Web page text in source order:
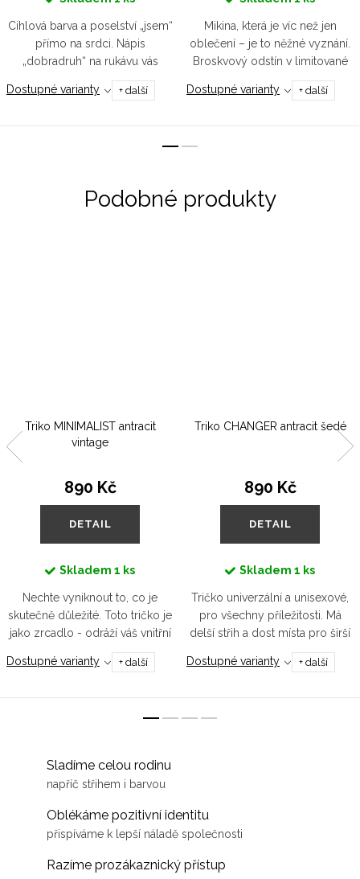
Cihlová barva a poselství „jsem“
přímo na srdci. Nápis
„dobradruh“ na rukávu vás
rovnou vezme objevovat život.
Bez kapuce, jen čistá linie a
Dostupné varianty + další
Mikina, která je víc než jen
oblečení – je to něžné vyznání.
Broskvový odstín v limitované
edici se zlatou výšivkou působí
jako dotek laskavosti. Pro ženy,
Dostupné varianty + další
Triko MINIMALIST antracit
vintage
890 Kč
DETAIL
Skladem 1 ks
Nechte vyniknout to, co je
skutečně důležité. Toto tričko je
jako zrcadlo - odráží váš vnitřní
klid, hloubku i každodenní
krásu. Protože styl nemusí být
Dostupné varianty + další
Triko CHANGER antracit šedé
890 Kč
DETAIL
Skladem 1 ks
Tričko univerzální a unisexové,
pro všechny příležitosti. Má
delší střih a dost místa pro širší
ramena, větší prsa či pro
cokoliv, co potřebujete schovat.
Dostupné varianty + další
Sladíme celou rodinu
napříč střihem i barvou
Oblékáme pozitivní identitu
přispíváme k lepší náladě společnosti
Razíme prozákaznický přístup